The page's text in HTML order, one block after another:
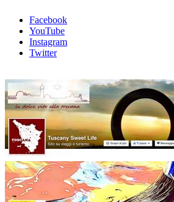
Facebook
YouTube
Instagram
Twitter